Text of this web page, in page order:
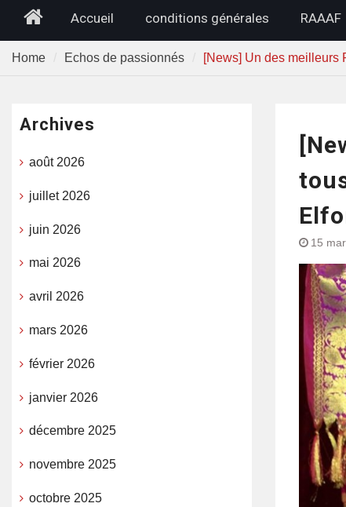
HomeAccueil conditions générales RAAAF
Home Echos de passionnés [News] Un des meilleurs
15
Archives
août 2026
juillet 2026
juin 2026
mai 2026
avril 2026
mars 2026
février 2026
janvier 2026
décembre 2025
novembre 2025
octobre 2025